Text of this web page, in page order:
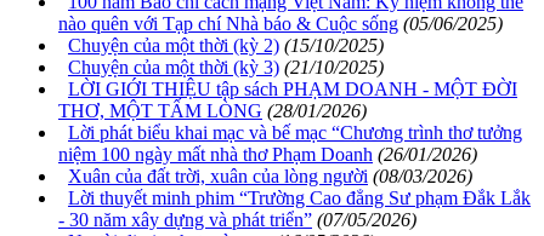
nào quên với Tạp chí Nhà báo & Cuộc sống (05/06/2025)
Chuyện của một thời (kỳ 2) (15/10/2025)
Chuyện của một thời (kỳ 3) (21/10/2025)
LỜI GIỚI THIỆU tập sách PHẠM DOANH - MỘT ĐỜI
THƠ, MỘT TẤM LÒNG (28/01/2026)
Lời phát biểu khai mạc và bế mạc “Chương trình thơ tưởng
niệm 100 ngày mất nhà thơ Phạm Doanh (26/01/2026)
Xuân của đất trời, xuân của lòng người (08/03/2026)
Lời thuyết minh phim “Trường Cao đẳng Sư phạm Đắk Lắk
- 30 năm xây dựng và phát triển” (07/05/2026)